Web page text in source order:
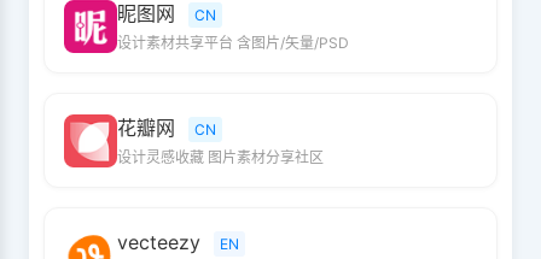
昵图网
CN
设计素材共享平台 含图片/矢量/PSD
花瓣网
CN
设计灵感收藏 图片素材分享社区
vecteezy
EN